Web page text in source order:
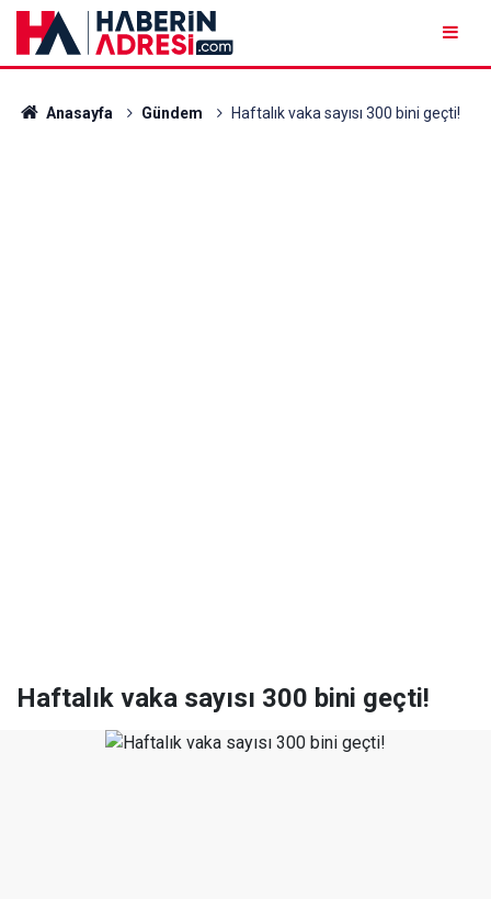
Anasayfa Gündem Haftalık vaka sayısı 300 bini geçti!
Haftalık vaka sayısı 300 bini geçti!